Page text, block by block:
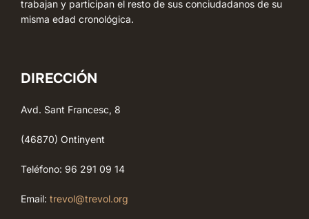
trabajan y participan el resto de sus conciudadanos de su
misma edad cronológica.
DIRECCIÓN
Avd. Sant Francesc, 8
(46870) Ontinyent
Teléfono: 96 291 09 14
Email: trevol@trevol.org